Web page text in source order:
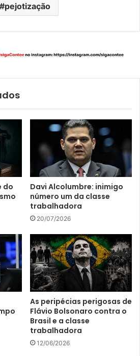
pejotização
do
Davi Alcolumbre: inimigo
número um da classe
trabalhadora
20/07/2026
As peripécias perigosas de
Flávio Bolsonaro contra o
Brasil e a classe
trabalhadora
12/06/2026